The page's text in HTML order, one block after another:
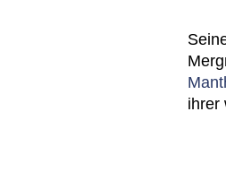
ihrer